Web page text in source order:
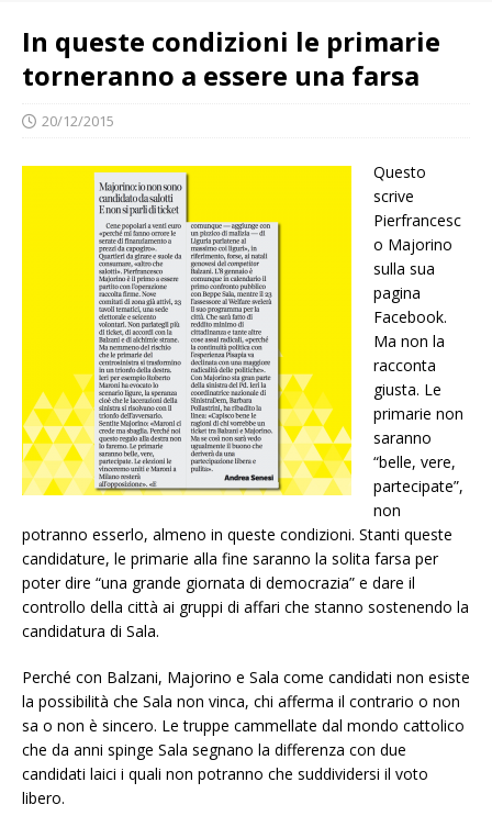
In queste condizioni le primarie
torneranno a essere una farsa
20/12/2015
Questo
scrive
Pierfrancesc
o Majorino
sulla sua
pagina
Facebook.
Ma non la
racconta
giusta. Le
primarie non
saranno
“belle, vere,
partecipate”,
non
potranno esserlo, almeno in queste condizioni. Stanti queste
candidature, le primarie alla fine saranno la solita farsa per
poter dire “una grande giornata di democrazia” e dare il
controllo della città ai gruppi di affari che stanno sostenendo la
candidatura di Sala.
Perché con Balzani, Majorino e Sala come candidati non esiste
la possibilità che Sala non vinca, chi afferma il contrario o non
sa o non è sincero. Le truppe cammellate dal mondo cattolico
che da anni spinge Sala segnano la differenza con due
candidati laici i quali non potranno che suddividersi il voto
libero.